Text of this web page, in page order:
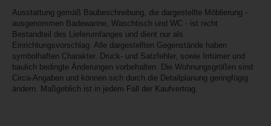
Ausstattung gemäß Baubeschreibung, die dargestellte Möblierung -
ausgenommen Badewanne, Waschtisch und WC - ist nicht
Bestandteil des Lieferumfanges und dient nur als
Einrichtungsvorschlag. Alle dargestellten Gegenstände haben
symbolhaften Charakter. Druck- und Satzfehler, sowie Irrtümer und
baulich bedingte Änderungen vorbehalten. Die Wohnungsgrößen sind
Circa-Angaben und können sich durch die Detailplanung geringfügig
ändern. Maßgeblich ist in jedem Fall der Kaufvertrag.